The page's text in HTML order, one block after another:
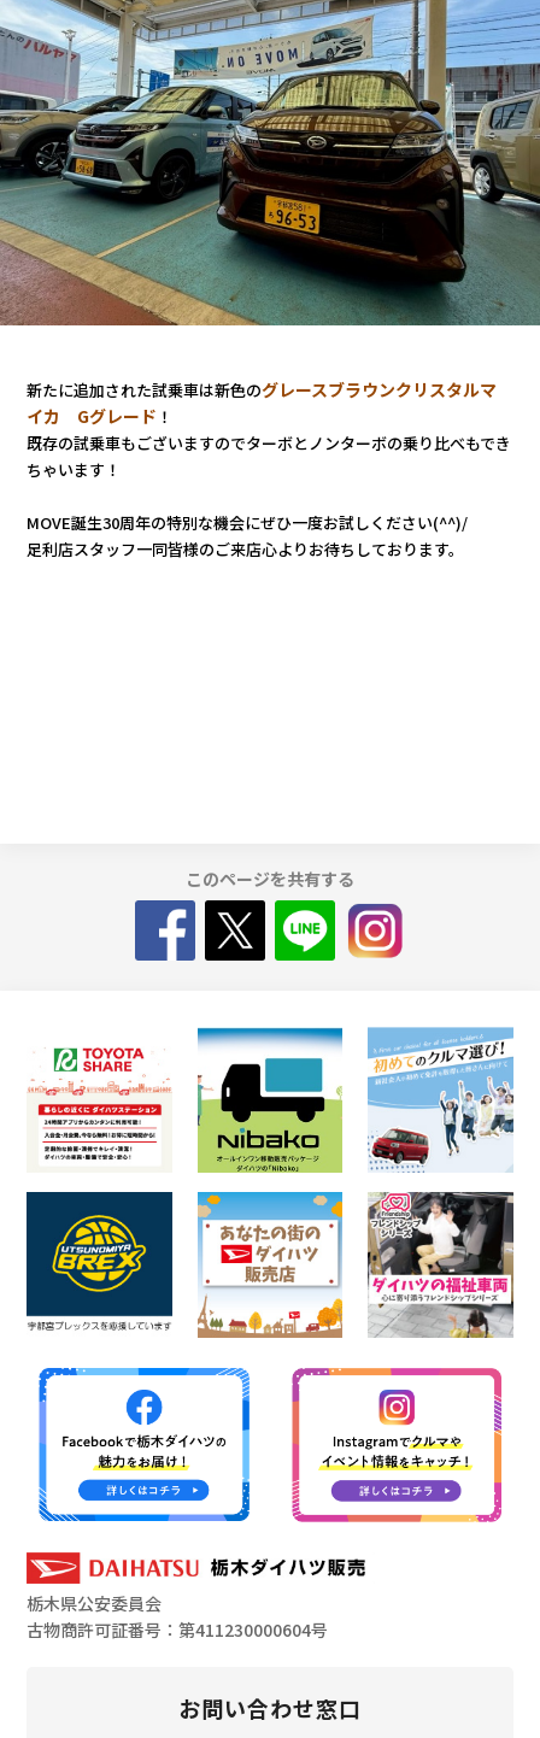
新たに追加された試乗車は新色のグレースブラウンクリスタルマ
イカ Gグレード ！
既存の試乗車もございますのでターボとノンターボの乗り比べもでき
ちゃいます！
MOVE誕生30周年の特別な機会にぜひ一度お試しください(^^)/
足利店スタッフ一同皆様のご来店心よりお待ちしております。
このページを共有する
栃木県公安委員会
古物商許可証番号：第411230000604号
お問い合わせ窓口